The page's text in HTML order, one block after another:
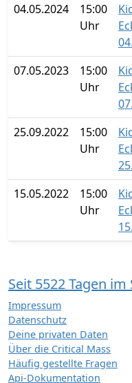
04.05.2024
15:00
Uhr
07.05.2023
15:00
Uhr
25.09.2022
15:00
Uhr
15.05.2022
15:00
Uhr
Seit 5522 Tagen im
Impressum
Datenschutz
Deine privaten Daten
Über die Critical Mass
Häufig gestellte Fragen
Api-Dokumentation